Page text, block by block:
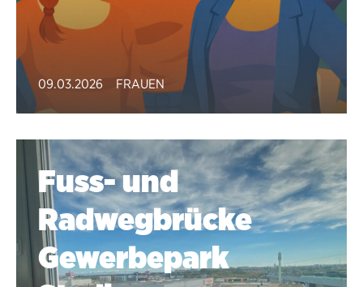
09.03.2026 FRAUEN
Fuss- und
Radwegbrücke
Gewerbepark